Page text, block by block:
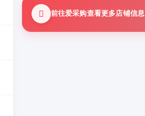
前往爱采购查看更多店铺信息